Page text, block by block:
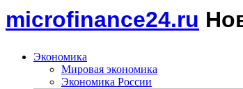
microfinance24.ru
Экономика
Мировая экономика
Экономика России